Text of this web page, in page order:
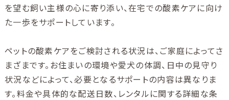
を望む飼い主様の心に寄り添い、在宅での酸素ケアに向け
た一歩をサポートしています。
ペットの酸素ケアをご検討される状況は、ご家庭によってさ
まざまです。お住まいの環境や愛犬の体調、日中の見守り
状況などによって、必要となるサポートの内容は異なりま
す。料金や具体的な配送日数、レンタルに関する詳細な条